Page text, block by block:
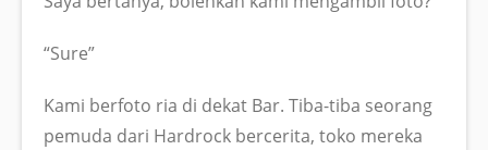
“Sure”
Kami berfoto ria di dekat Bar. Tiba-tiba seorang
pemuda dari Hardrock bercerita, toko mereka